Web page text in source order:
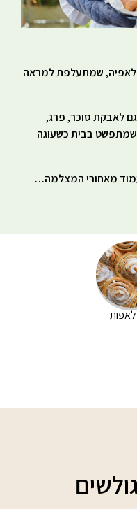
לאפיה, שמתעלפת למראה
לאבקת סוכר, פרג,
שמתפשט בבית כשעוגה
מאחורי המצלמה…
לאפות